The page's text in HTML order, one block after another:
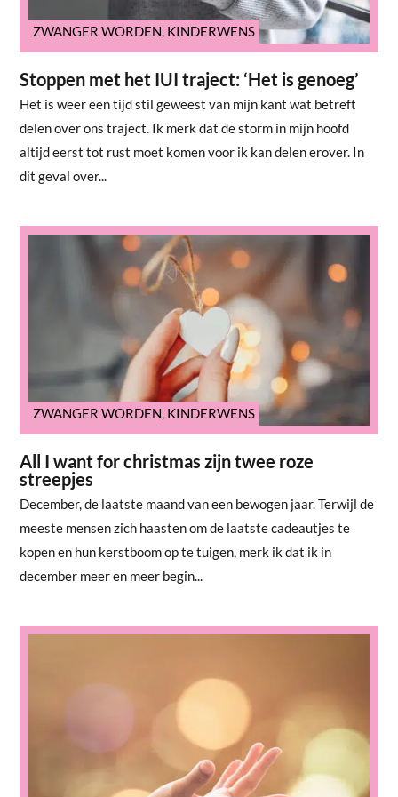
ZWANGER WORDEN, KINDERWENS
Stoppen met het IUI traject: ‘Het is genoeg’
Het is weer een tijd stil geweest van mijn kant wat betreft
delen over ons traject. Ik merk dat de storm in mijn hoofd
altijd eerst tot rust moet komen voor ik kan delen erover. In
dit geval over...
ZWANGER WORDEN, KINDERWENS
All I want for christmas zijn twee roze
streepjes
December, de laatste maand van een bewogen jaar. Terwijl de
meeste mensen zich haasten om de laatste cadeautjes te
kopen en hun kerstboom op te tuigen, merk ik dat ik in
december meer en meer begin...